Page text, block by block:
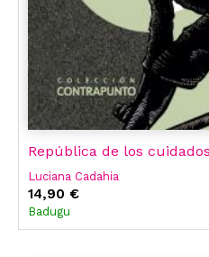
República de los cuidados
Luciana Cadahia
14,90 €
Badugu